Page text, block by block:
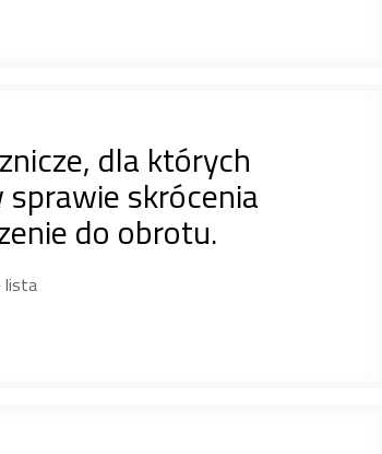
dla których
sprawie skrócenia
do obrotu.
lista